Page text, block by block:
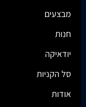
מבצעים
חנות
יודאיקה
סל הקניות
אודות